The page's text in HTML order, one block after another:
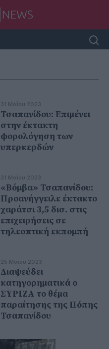
31 Μαΐου 2023
Τσαπανίδου: Επιμένει
στην έκτακτη
φορολόγηση των
υπερκερδών
31 Μαΐου 2023
«Βόμβα» Τσαπανίδου:
Προανήγγειλε έκτακτο
χαράτσι 3,5 δισ. στις
επιχειρήσεις σε
τηλεοπτική εκπομπή
25 Μαΐου 2023
Διαψεύδει
κατηγορηματικά ο
ΣΥΡΙΖΑ το θέμα
παραίτησης της Πόπης
Τσαπανίδου